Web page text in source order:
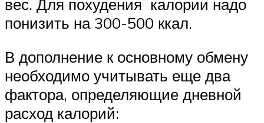
вес. Для похудения калории надо
понизить на 300-500 ккал.
В дополнение к основному обмену
необходимо учитывать еще два
фактора, определяющие дневной
расход калорий: